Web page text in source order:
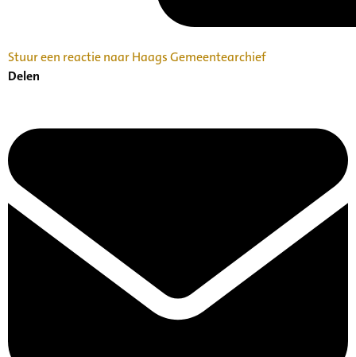
Stuur een reactie naar Haags Gemeentearchief
Delen